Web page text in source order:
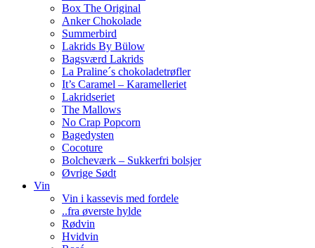
Box The Original
Anker Chokolade
Summerbird
Lakrids By Bülow
Bagsværd Lakrids
La Praline´s chokoladetrøfler
It’s Caramel – Karamelleriet
Lakridseriet
The Mallows
No Crap Popcorn
Bagedysten
Cocoture
Bolcheværk – Sukkerfri bolsjer
Øvrige Sødt
Vin
Vin i kassevis med fordele
..fra øverste hylde
Rødvin
Hvidvin